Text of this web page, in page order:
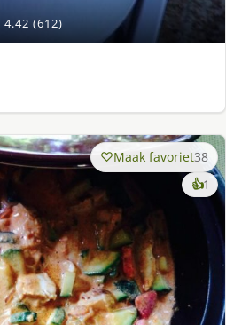
4.42 (612)
Maak favoriet38
👍1